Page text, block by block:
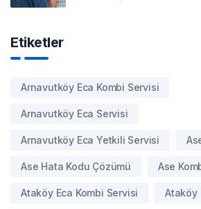
Etiketler
Arnavutköy Eca Kombi Servisi
Arnavutköy Eca Servisi
Arnavutköy Eca Yetkili Servisi
Ase Hata Kodu Çözümü Ase
Ataköy Eca Kombi Servisi Ataköy